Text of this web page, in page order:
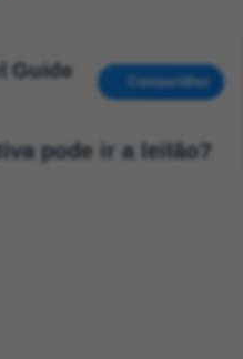
Guide
Compartilhar
pode ir a leilão?